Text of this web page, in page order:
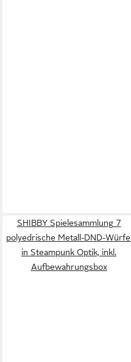
SHIBBY Spielesammlung 7
polyedrische Metall-DND-Würfel
in Steampunk Optik, inkl.
Aufbewahrungsbox